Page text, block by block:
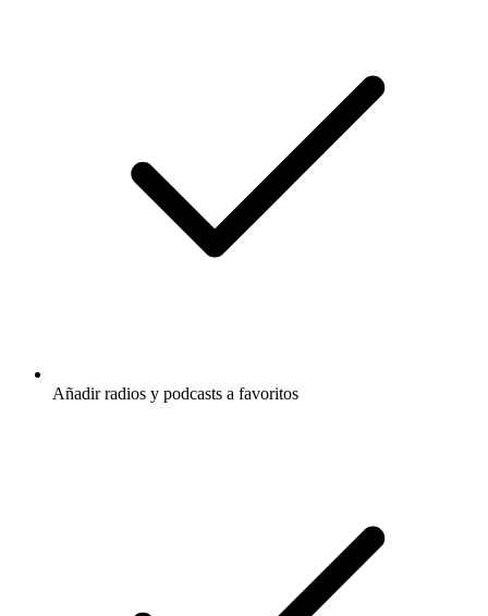
Añadir radios y podcasts a favoritos